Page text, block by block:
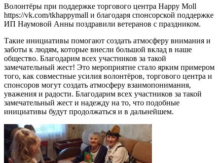
Волонтёры при поддержке торгового центра Happy Moll
https://vk.com/tkhappymall и благодаря спонсорской поддержке
ИП Наумовой Анны поздравили ветеранов с праздником.
Такие инициативы помогают создать атмосферу внимания и
заботы к людям, которые внесли большой вклад в наше
общество. Благодарим всех участников за такой
замечательный жест! Это мероприятие стало ярким примером
того, как совместные усилия волонтёров, торгового центра и
спонсоров могут создать атмосферу взаимопонимания,
уважения и радости. Благодарим всех участников за такой
замечательный жест и надежду на то, что подобные
инициативы будут продолжаться и в дальнейшем.